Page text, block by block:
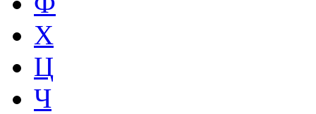
Х
Ц
Ч